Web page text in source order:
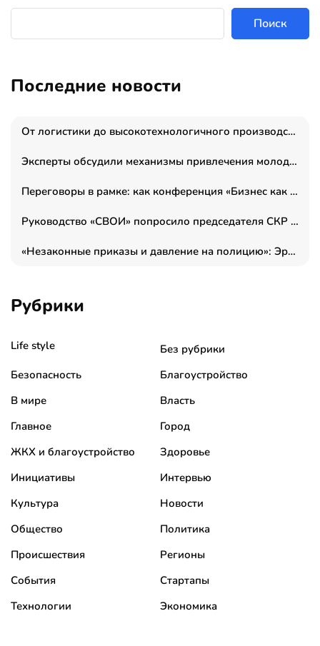
Поиск
Последние новости
От логистики до высокотехнологичного производства: как основатель “гагаринга” выстраивает экосистему безопасности и гражданских БПЛА
Эксперты обсудили механизмы привлечения молодых специалистов в промышленные города
Переговоры в рамке: как конференция «Бизнес как искусство» переформатирует деловой этикет в стенах ТПП РФ
Руководство «СВОИ» попросило председателя СКР дать правовую оценку обысков в тыловом штабе
«Незаконные приказы и давление на полицию»: Эрнеста Султанова задержали у посольства Израиля во время одиночного пикета
Рубрики
Life style
Без рубрики
Безопасность
Благоустройство
В мире
Власть
Главное
Город
ЖКХ и благоустройство
Здоровье
Инициативы
Интервью
Культура
Новости
Общество
Политика
Происшествия
Регионы
События
Стартапы
Технологии
Экономика